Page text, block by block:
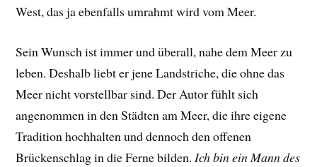
West, das ja ebenfalls umrahmt wird vom Meer.
Sein Wunsch ist immer und überall, nahe dem Meer zu
leben. Deshalb liebt er jene Landstriche, die ohne das
Meer nicht vorstellbar sind. Der Autor fühlt sich
angenommen in den Städten am Meer, die ihre eigene
Tradition hochhalten und dennoch den offenen
Brückenschlag in die Ferne bilden.Ich bin ein Mann des